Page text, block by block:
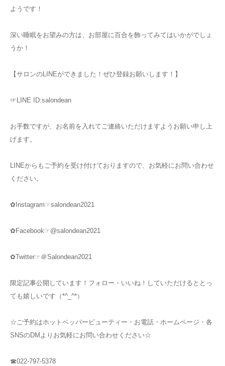
ようです！
深い睡眠をお望みの方は、お部屋に百合を飾ってみてはいかがでしょ
うか！
【サロンのLINEができました！ぜひ登録お願いします！】
☞LINE ID:salondean
お手数ですが、お名前を入れてご連絡いただけますようお願い申し上
げます。
LINEからもご予約を受け付けておりますので、お気軽にお問い合わせ
ください。
✿Instagram☞salondean2021
✿Facebook☞@salondean2021
✿Twitter☞＠Salondean2021
限定記事公開しています！フォロー・いいね！していただけるととっ
ても嬉しいです（*^_^*）
☆ご予約はホットペッパービューティー・お電話・ホームページ・各
SNSのDMよりお気軽にお問い合わせください☆
☎022-797-5378